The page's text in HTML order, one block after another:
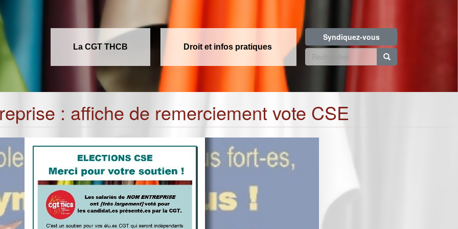
La CGT THCB Droit et infos pratiques
Syndiquez-vous
Formulaire
recherche
: affiche de remerciement vote CSE